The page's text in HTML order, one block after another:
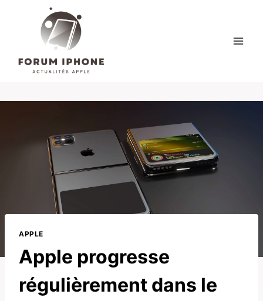
APPLE
Apple progresse
régulièrement dans le